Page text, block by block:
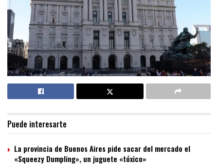
Puede interesarte
La provincia de Buenos Aires pide sacar del mercado el
«Squeezy Dumpling», un juguete «tóxico»